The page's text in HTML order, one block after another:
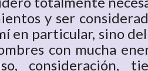
y ser
en particular, sino
con mucha
consideración,